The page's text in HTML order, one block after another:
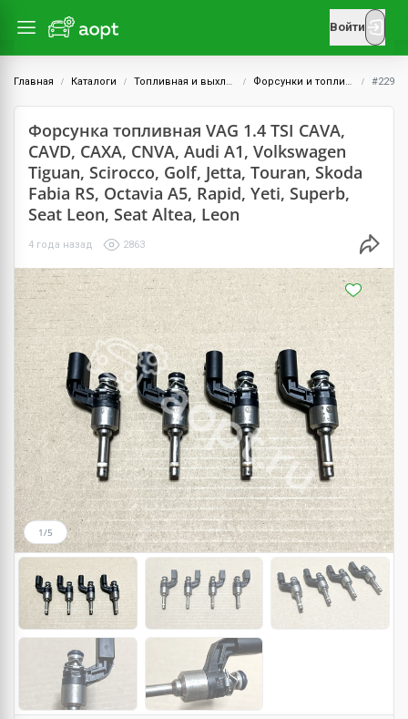
Войти
Главная Каталоги Топливная и выхлопная системы Форсунки и топливная рейка #229
Форсунка топливная VAG 1.4 TSI CAVA,
CAVD, CAXA, CNVA, Audi A1, Volkswagen
Tiguan, Scirocco, Golf, Jetta, Touran, Skoda
Fabia RS, Octavia A5, Rapid, Yeti, Superb,
Seat Leon, Seat Altea, Leon
4 года назад 2863
1/5